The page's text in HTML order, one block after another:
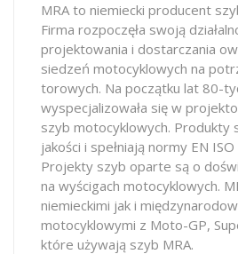
MRA to niemiecki producent
Firma rozpoczęła swoją
projektowania i dostarczania
siedzeń motocyklowych na
torowych. Na początku lat 80-
wyspecjalizowała się w
szyb motocyklowych. Produkty
jakości i spełniają normy EN
Projekty szyb oparte są o
na wyścigach motocyklowych.
niemieckimi jak i
motocyklowymi z Moto-GP,
które używają szyb MRA.